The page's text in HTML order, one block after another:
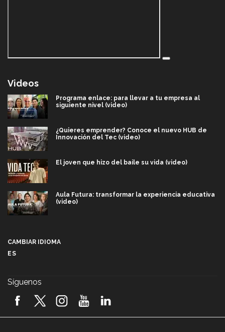
Videos
Programa enlace: para llevar a tu empresa al
siguiente nivel (video)
¿Quieres emprender? Conoce el nuevo HUB de
Innovación del Tec (video)
El joven que hizo del baile su vida (video)
Aula Futura: transformar la experiencia educativa
(video)
2026! (video)
CAMBIAR IDIOMA
ES
Síguenos